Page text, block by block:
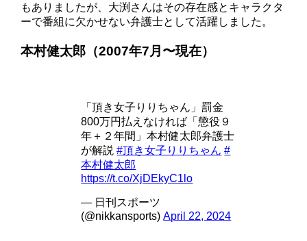
もありましたが、大渕さんはその存在感とキャラクタ
ーで番組に欠かせない弁護士として活躍しました。
本村健太郎（2007年7月〜現在）
「頂き女子りりちゃん」罰金
800万円払えなければ「懲役９
年＋２年間」本村健太郎弁護士
が解説#頂き女子りりちゃん #
本村健太郎
https://t.co/XjDEkyC1lo
— 日刊スポーツ
(@nikkansports)April 22, 2024